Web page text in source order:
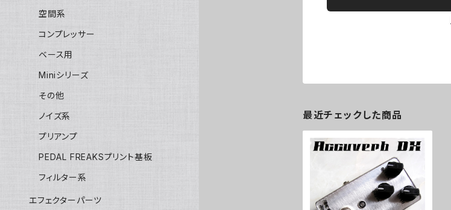
最近チェックした商品
空間系
コンプレッサー
ベース用
Miniシリーズ
その他
ノイズ系
プリアンプ
PEDAL FREAKSプリント基板
フィルター系
エフェクターパーツ